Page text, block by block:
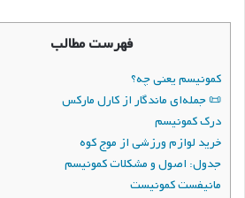
فهرست مطالب
کمونیسم یعنی چه؟
📜 جمله‌ای ماندگار از کارل مارکس
درک کمونیسم
خرید لوازم ورزشی از موج کوه
جدول: اصول و مشکلات کمونیسم
مانیفست کمونیست